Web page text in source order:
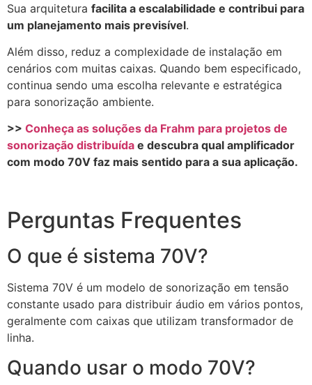
Sua arquitetura facilita a escalabilidade e contribui para
um planejamento mais previsível.
Além disso, reduz a complexidade de instalação em
cenários com muitas caixas. Quando bem especificado,
continua sendo uma escolha relevante e estratégica
para sonorização ambiente.
>> Conheça as soluções da Frahm para projetos de
sonorização distribuída e descubra qual amplificador
com modo 70V faz mais sentido para a sua aplicação.
Perguntas Frequentes
O que é sistema 70V?
Sistema 70V é um modelo de sonorização em tensão
constante usado para distribuir áudio em vários pontos,
geralmente com caixas que utilizam transformador de
linha.
Quando usar o modo 70V?